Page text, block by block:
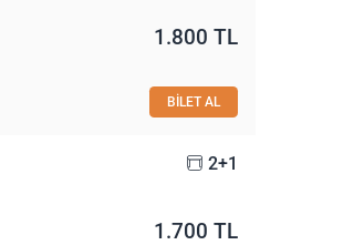
1.800 TL
BİLET AL
2+1
1.700 TL